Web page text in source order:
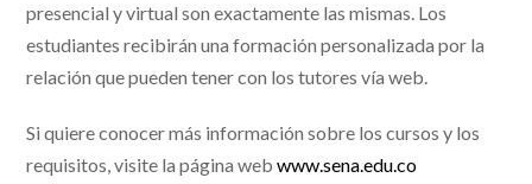
presencial y virtual son exactamente las mismas. Los
estudiantes recibirán una formación personalizada por la
relación que pueden tener con los tutores vía web.
Si quiere conocer más información sobre los cursos y los
requisitos, visite la página webwww.sena.edu.co